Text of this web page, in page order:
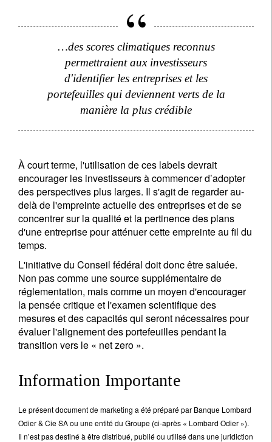
…des scores climatiques reconnus
permettraient aux investisseurs
d'identifier les entreprises et les
portefeuilles qui deviennent verts de la
manière la plus crédible
À court terme, l'utilisation de ces labels devrait
encourager les investisseurs à commencer d’adopter
des perspectives plus larges. Il s'agit de regarder au-
delà de l'empreinte actuelle des entreprises et de se
concentrer sur la qualité et la pertinence des plans
d'une entreprise pour atténuer cette empreinte au fil du
temps.
L'initiative du Conseil fédéral doit donc être saluée.
Non pas comme une source supplémentaire de
réglementation, mais comme un moyen d'encourager
la pensée critique et l'examen scientifique des
mesures et des capacités qui seront nécessaires pour
évaluer l'alignement des portefeuilles pendant la
transition vers le « net zero ».
Information Importante
Le présent document de marketing a été préparé par Banque Lombard
Odier & Cie SA ou une entité du Groupe (ci-après « Lombard Odier »).
Il n’est pas destiné à être distribué, publié ou utilisé dans une juridiction